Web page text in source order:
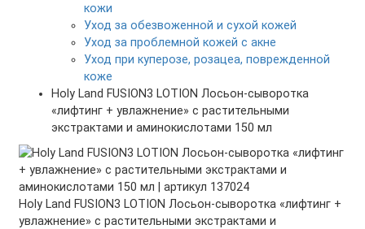
кожи
Уход за обезвоженной и сухой кожей
Уход за проблемной кожей с акне
Уход при куперозе, розацеа, поврежденной
коже
Holy Land FUSION3 LOTION Лосьон-сыворотка
«лифтинг + увлажнение» с растительными
экстрактами и аминокислотами 150 мл
Holy Land FUSION3 LOTION Лосьон-сыворотка «лифтинг +
увлажнение» с растительными экстрактами и